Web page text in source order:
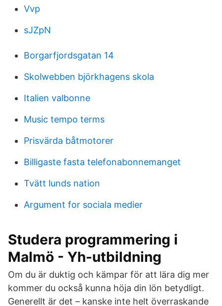
Vvp
sJZpN
Borgarfjordsgatan 14
Skolwebben björkhagens skola
Italien valbonne
Music tempo terms
Prisvärda båtmotorer
Billigaste fasta telefonabonnemanget
Tvätt lunds nation
Argument for sociala medier
Studera programmering i
Malmö - Yh-utbildning
Om du är duktig och kämpar för att lära dig mer
kommer du också kunna höja din lön betydligt.
Generellt är det – kanske inte helt överraskande